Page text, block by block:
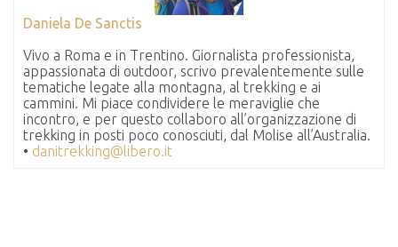
Daniela De Sanctis
Vivo a Roma e in Trentino. Giornalista professionista,
appassionata di outdoor, scrivo prevalentemente sulle
tematiche legate alla montagna, al trekking e ai
cammini. Mi piace condividere le meraviglie che
incontro, e per questo collaboro all’organizzazione di
trekking in posti poco conosciuti, dal Molise all’Australia.
• danitrekking@libero.it